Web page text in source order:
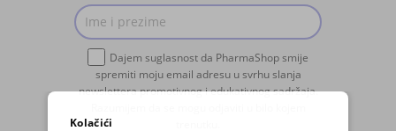
Dajem suglasnost da PharmaShop smije
spremiti moju email adresu u svrhu slanja
newslettera promotivnog i edukativnog sadržaja.
Kolačići